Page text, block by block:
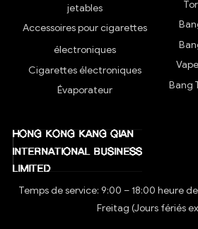
jetables
Accessoires pour cigarettes
électroniques
Cigarettes électroniques
Évaporateur
Bang
Temps de service: 9:00 – 18:00 heure
Freitag (Jours fériés